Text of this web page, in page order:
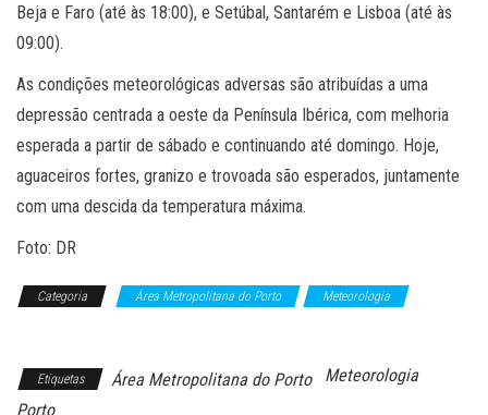
Beja e Faro (até às 18:00), e Setúbal, Santarém e Lisboa (até às
09:00).
As condições meteorológicas adversas são atribuídas a uma
depressão centrada a oeste da Península Ibérica, com melhoria
esperada a partir de sábado e continuando até domingo. Hoje,
aguaceiros fortes, granizo e trovoada são esperados, juntamente
com uma descida da temperatura máxima.
Foto: DR
Categoria Área Metropolitana do Porto
Meteorologia
Etiquetas Área Metropolitana do Porto
Meteorologia
Porto